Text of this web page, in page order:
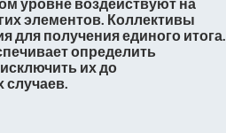
элементов. Коллективы
для получения единого итога.
определить
их до